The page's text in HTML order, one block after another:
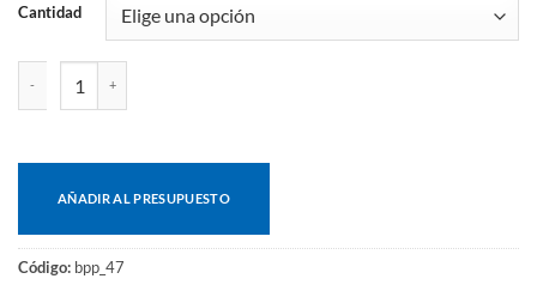
Cantidad
AÑADIR AL PRESUPUESTO
Código: bpp_47